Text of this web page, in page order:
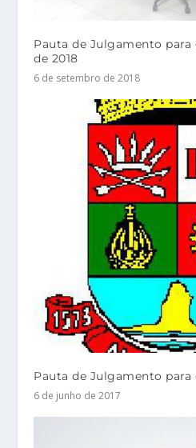
Pauta de Julgamento para
de 2018
6 de setembro de 2018
Pauta de Julgamento para
6 de junho de 2017